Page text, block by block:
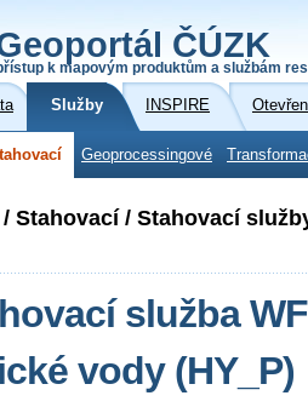
ČÚZK
k mapovým produktům a službám
Služby INSPIRE
Geoprocessingové
Stahovací / Stahovací
služba
vody (HY_P)